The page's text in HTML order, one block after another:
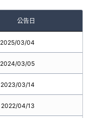
公告日
2025/03/04
2024/03/05
2023/03/14
2022/04/13